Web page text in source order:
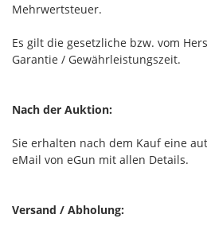
Mehrwertsteuer.
Es gilt die gesetzliche bzw. vom
Garantie / Gewährleistungszeit.
Nach der Auktion:
Sie erhalten nach dem Kauf eine
eMail von eGun mit allen Details.
Versand / Abholung: